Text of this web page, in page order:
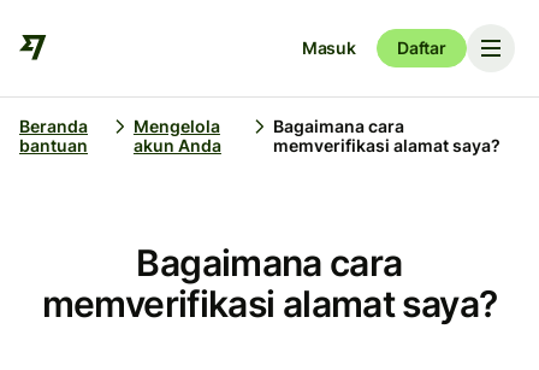
Masuk Daftar
Beranda
bantuan
Mengelola
akun Anda
Bagaimana cara
memverifikasi alamat saya?
Bagaimana cara
memverifikasi alamat saya?